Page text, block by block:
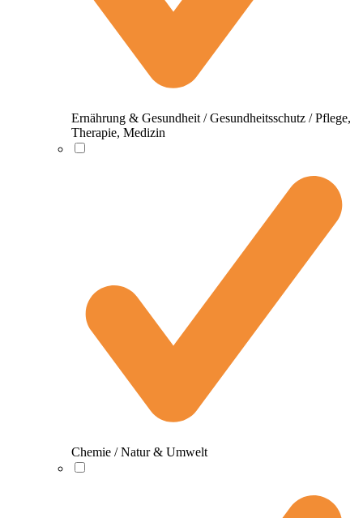
Ernährung & Gesundheit / Gesundheitsschutz / Pflege,
Therapie, Medizin
Chemie / Natur & Umwelt